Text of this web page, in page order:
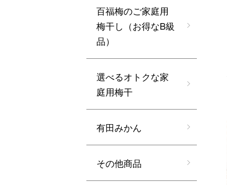
百福梅のご家庭用
梅干し（お得なB級
品）
選べるオトクな家
庭用梅干
有田みかん
その他商品